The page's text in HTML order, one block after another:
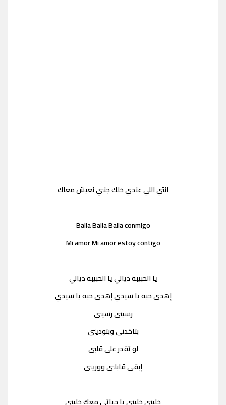
انتي اللي عندي خلك جنبي نعيش معاك
Baila Baila Baila conmigo
Mi amor Mi amor estoy contigo
يا الحبيبه ديالي يا الحبيبه ديالي
إهدى حبه يا سيدي إهدى حبه يا سيدي
رسينى رسينى
بتاخدنى وبتودينى
لو تقدر على قلبى
إبقى قابلنى وورينى
خليني خليني يا حياتي معك خليني